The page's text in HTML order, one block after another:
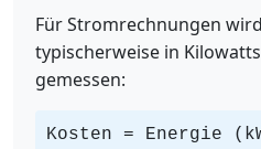
Für Stromrechnungen
typischerweise in
gemessen:
Kosten = Energie